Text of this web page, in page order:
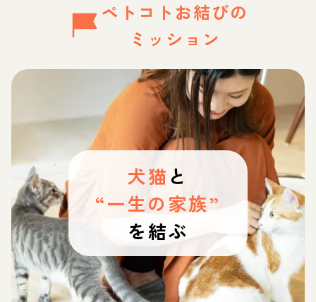
ペトコトお結びの
ミッション
犬猫 と
“一生の家族”
を結ぶ